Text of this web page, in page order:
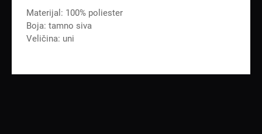
Materijal: 100% poliester
Boja: tamno siva
Veličina: uni